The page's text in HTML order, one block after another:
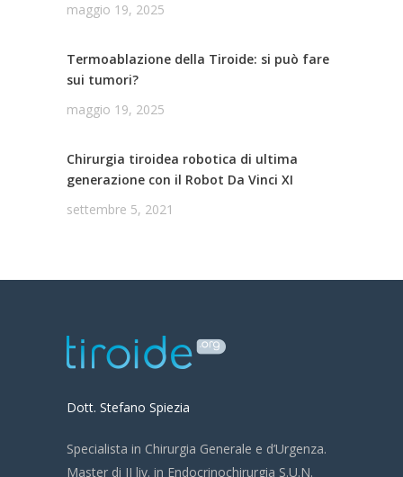
maggio 19, 2025
Termoablazione della Tiroide: si può fare
sui tumori?
maggio 19, 2025
Chirurgia tiroidea robotica di ultima
generazione con il Robot Da Vinci XI
settembre 5, 2021
Dott. Stefano Spiezia
Specialista in Chirurgia Generale e d’Urgenza.
Master di II liv. in Endocrinochirurgia S.U.N.